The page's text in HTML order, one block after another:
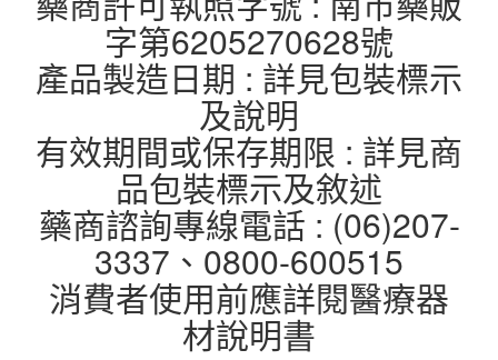
字第6205270628號
產品製造日期 : 詳見包裝標示
及說明
有效期間或保存期限 : 詳見商
品包裝標示及敘述
藥商諮詢專線電話 : (06)207-
3337、0800-600515
消費者使用前應詳閱醫療器
材說明書